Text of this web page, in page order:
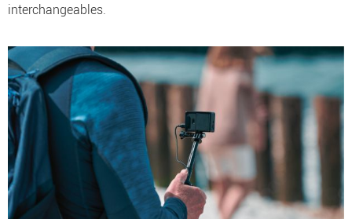
interchangeables.